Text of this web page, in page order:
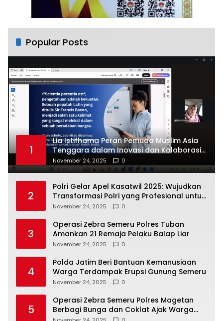
Popular Posts
1
Lia Istifhama Peran Pemuda Muslim Asia
Tenggara dalam Inovasi dan Kolaborasi
Internasional
November 24, 2025 0
2
Polri Gelar Apel Kasatwil 2025: Wujudkan
Transformasi Polri yang Profesional untuk
Masyarakat
November 24, 2025 0
3
Operasi Zebra Semeru Polres Tuban
Amankan 21 Remaja Pelaku Balap Liar
November 24, 2025 0
4
Polda Jatim Beri Bantuan Kemanusiaan
Warga Terdampak Erupsi Gunung Semeru
November 24, 2025 0
5
Operasi Zebra Semeru Polres Magetan
Berbagi Bunga dan Coklat Ajak Warga